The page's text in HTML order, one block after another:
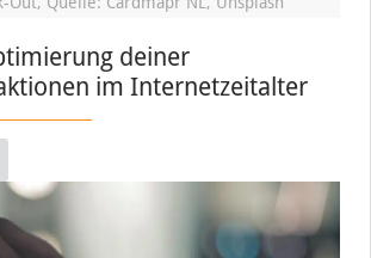
deiner
im Internetzeitalter